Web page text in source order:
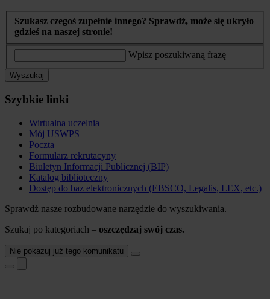
Szukasz czegoś zupełnie innego? Sprawdź, może się ukryło
gdzieś na naszej stronie!
Wpisz poszukiwaną frazę
Wyszukaj
Szybkie linki
Wirtualna uczelnia
Mój USWPS
Poczta
Formularz rekrutacyny
Biuletyn Informacji Publicznej (BIP)
Katalog biblioteczny
Dostęp do baz elektronicznych (EBSCO, Legalis, LEX, etc.)
Sprawdź nasze rozbudowane narzędzie do wyszukiwania.
Szukaj po kategoriach – oszczędzaj swój czas.
Nie pokazuj już tego komunikatu